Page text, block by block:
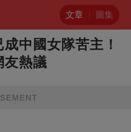
文章 圖集
中國女隊苦主！
友熱議